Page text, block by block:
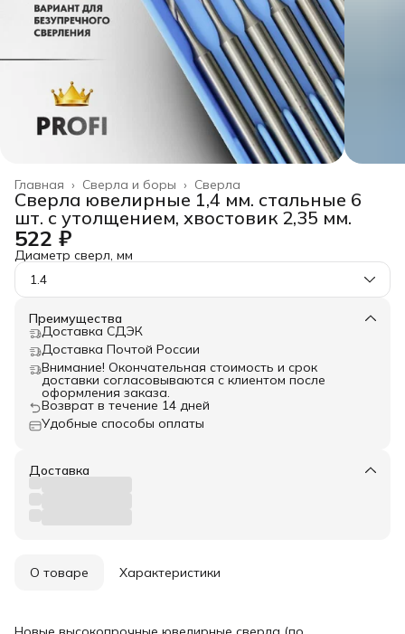
Сверла
Сверла и боры ›
Главная ›
Сверла ювелирные 1,4 мм. стальные 6
шт. с утолщением, хвостовик 2,35 мм.
522 ₽
Диаметр сверл, мм
1.4
Преимущества
Доставка СДЭК
Доставка Почтой России
Внимание! Окончательная стоимость и срок
доставки согласовываются с клиентом после
оформления заказа.
Возврат в течение 14 дней
Удобные способы оплаты
Доставка
О товаре Характеристики